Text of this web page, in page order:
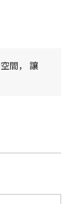
間， 讓